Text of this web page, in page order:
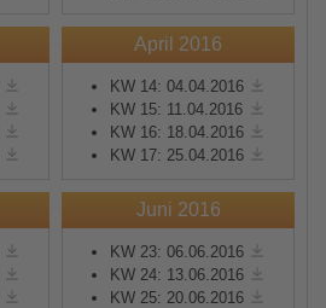
April 2016
KW 14: 04.04.2016
KW 15: 11.04.2016
KW 16: 18.04.2016
KW 17: 25.04.2016
Juni 2016
KW 23: 06.06.2016
KW 24: 13.06.2016
KW 25: 20.06.2016